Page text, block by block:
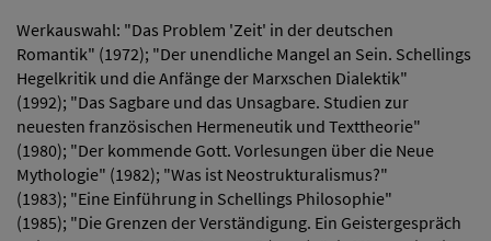
Werkauswahl: "Das Problem 'Zeit' in der deutschen
Romantik" (1972); "Der unendliche Mangel an Sein. Schellings
Hegelkritik und die Anfänge der Marxschen Dialektik"
(1992); "Das Sagbare und das Unsagbare. Studien zur
neuesten französischen Hermeneutik und Texttheorie"
(1980); "Der kommende Gott. Vorlesungen über die Neue
Mythologie" (1982); "Was ist Neostrukturalismus?"
(1983); "Eine Einführung in Schellings Philosophie"
(1985); "Die Grenzen der Verständigung. Ein Geistergespräch